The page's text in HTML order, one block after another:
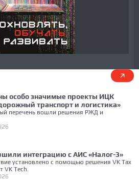
особо значимые проекты ИЦК
транспорт и логистика»
перечень вошли решения РЖД и
интеграцию с АИС «Налог-3»
установлено с помощью решения VK Tax
VK Tech.